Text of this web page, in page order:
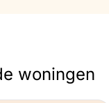
woningen